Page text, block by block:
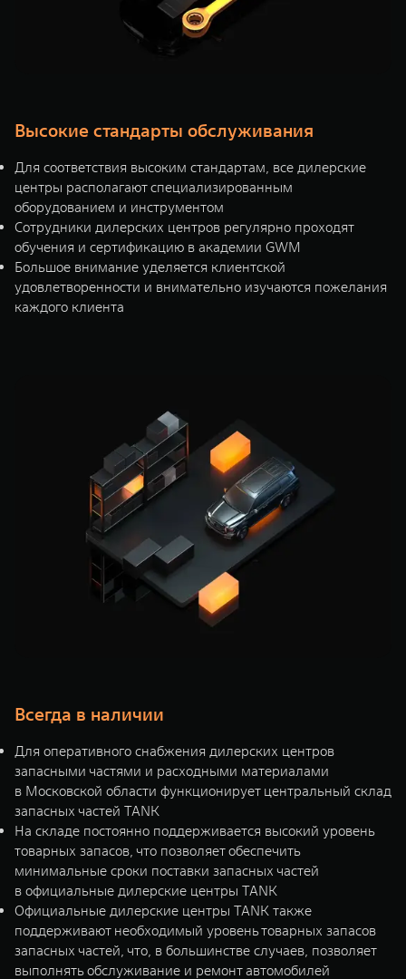
Высокие стандарты обслуживания
Для соответствия высоким стандартам, все дилерские
центры располагают специализированным
оборудованием и инструментом
Сотрудники дилерских центров регулярно проходят
обучения и сертификацию в академии GWM
Большое внимание уделяется клиентской
удовлетворенности и внимательно изучаются пожелания
каждого клиента
Всегда в наличии
Для оперативного снабжения дилерских центров
запасными частями и расходными материалами
в Московской области функционирует центральный склад
запасных частей TANK
На складе постоянно поддерживается высокий уровень
товарных запасов, что позволяет обеспечить
минимальные сроки поставки запасных частей
в официальные дилерские центры TANK
Официальные дилерские центры TANK также
поддерживают необходимый уровень товарных запасов
запасных частей, что, в большинстве случаев, позволяет
выполнять обслуживание и ремонт автомобилей